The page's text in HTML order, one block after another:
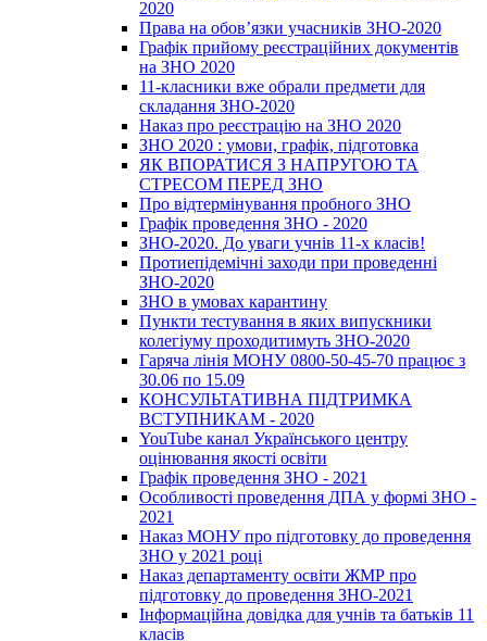
2020
Права на обов’язки учасників ЗНО-2020
Графік прийому реєстраційних документів
на ЗНО 2020
11-класники вже обрали предмети для
складання ЗНО-2020
Наказ про реєстрацію на ЗНО 2020
ЗНО 2020 : умови, графік, підготовка
ЯК ВПОРАТИСЯ З НАПРУГОЮ ТА
СТРЕСОМ ПЕРЕД ЗНО
Про відтермінування пробного ЗНО
Графік проведення ЗНО - 2020
ЗНО-2020. До уваги учнів 11-х класів!
Протиепідемічні заходи при проведенні
ЗНО-2020
ЗНО в умовах карантину
Пункти тестування в яких випускники
колегіуму проходитимуть ЗНО-2020
Гаряча лінія МОНУ 0800-50-45-70 працює з
30.06 по 15.09
КОНСУЛЬТАТИВНА ПІДТРИМКА
ВСТУПНИКАМ - 2020
YouTube канал Українського центру
оцінювання якості освіти
Графік проведення ЗНО - 2021
Особливості проведення ДПА у формі ЗНО -
2021
Наказ МОНУ про підготовку до проведення
ЗНО у 2021 році
Наказ департаменту освіти ЖМР про
підготовку до проведення ЗНО-2021
Інформаційна довідка для учнів та батьків 11
класів